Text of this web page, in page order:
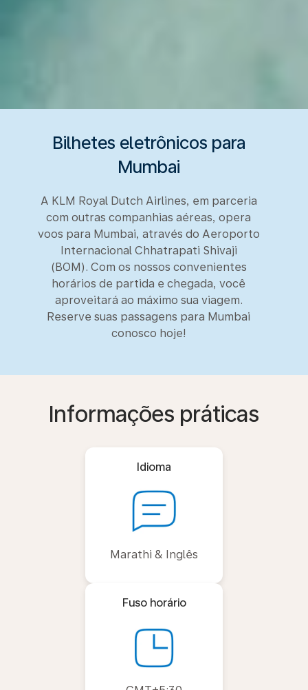
Bilhetes eletrônicos para
Mumbai
A KLM Royal Dutch Airlines, em parceria
com outras companhias aéreas, opera
voos para Mumbai, através do Aeroporto
Internacional Chhatrapati Shivaji
(BOM). Com os nossos convenientes
horários de partida e chegada, você
aproveitará ao máximo sua viagem.
Reserve suas passagens para Mumbai
conosco hoje!
Informações práticas
Idioma
Marathi & Inglês
Fuso horário